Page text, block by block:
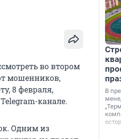
во втором
мошенников,
8 февраля,
канале.
Одним из
В